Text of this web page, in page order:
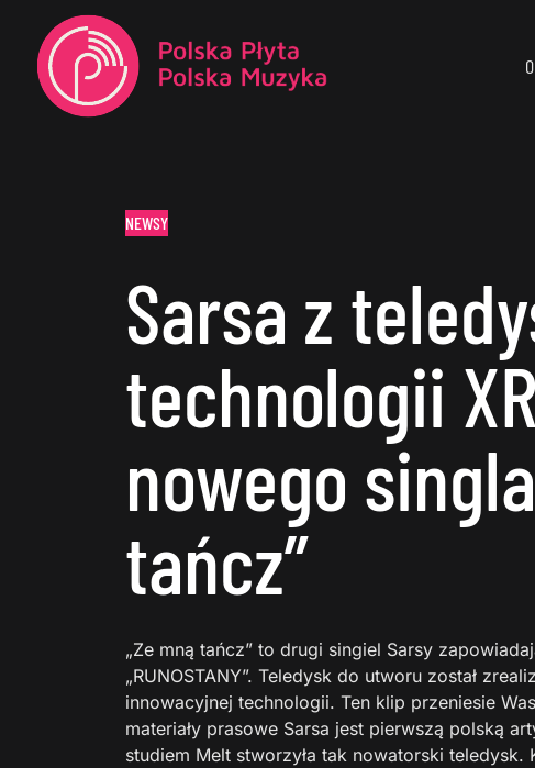
NEWSY
Sarsa z
technologii
nowego
tańcz”
„Ze mną tańcz” to drugi singiel Sarsy
„RUNOSTANY”. Teledysk do utworu został
innowacyjnej technologii. Ten klip przeniesie
materiały prasowe Sarsa jest pierwszą polską
studiem Melt stworzyła tak nowatorski teledysk.